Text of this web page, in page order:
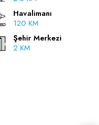
Havalimanı
120 KM
Şehir Merkezi
2 KM